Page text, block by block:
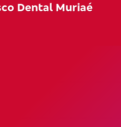
Dental Muriaé